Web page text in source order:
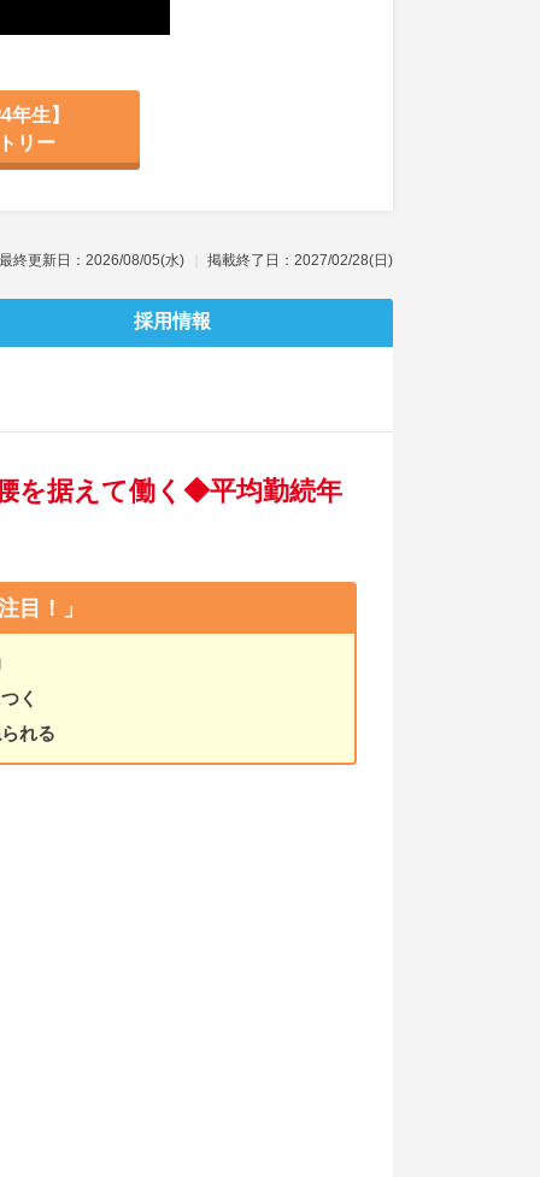
年生】
リー
最終更新日：2026/08/05(水) 掲載終了日：2027/02/28(日)
採用情報
を据えて働く◆平均勤続年
目！」
く
れる